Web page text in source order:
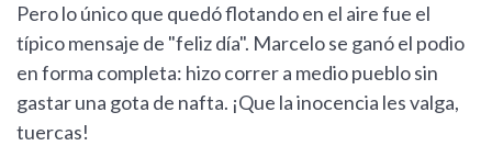
Pero lo único que quedó flotando en el aire fue el
típico mensaje de "feliz día". Marcelo se ganó el podio
en forma completa: hizo correr a medio pueblo sin
gastar una gota de nafta. ¡Que la inocencia les valga,
tuercas!